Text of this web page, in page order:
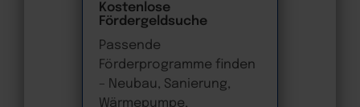
Kostenlose
Fördergeldsuche
Passende
Förderprogramme finden
– Neubau, Sanierung,
Wärmepumpe,